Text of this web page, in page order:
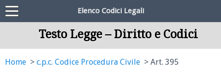
Elenco Codici Legali
Testo Legge – Diritto e Codici
Home c.p.c. Codice Procedura Civile Art. 395